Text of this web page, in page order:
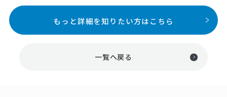
もっと詳細を知りたい方はこちら
一覧へ戻る